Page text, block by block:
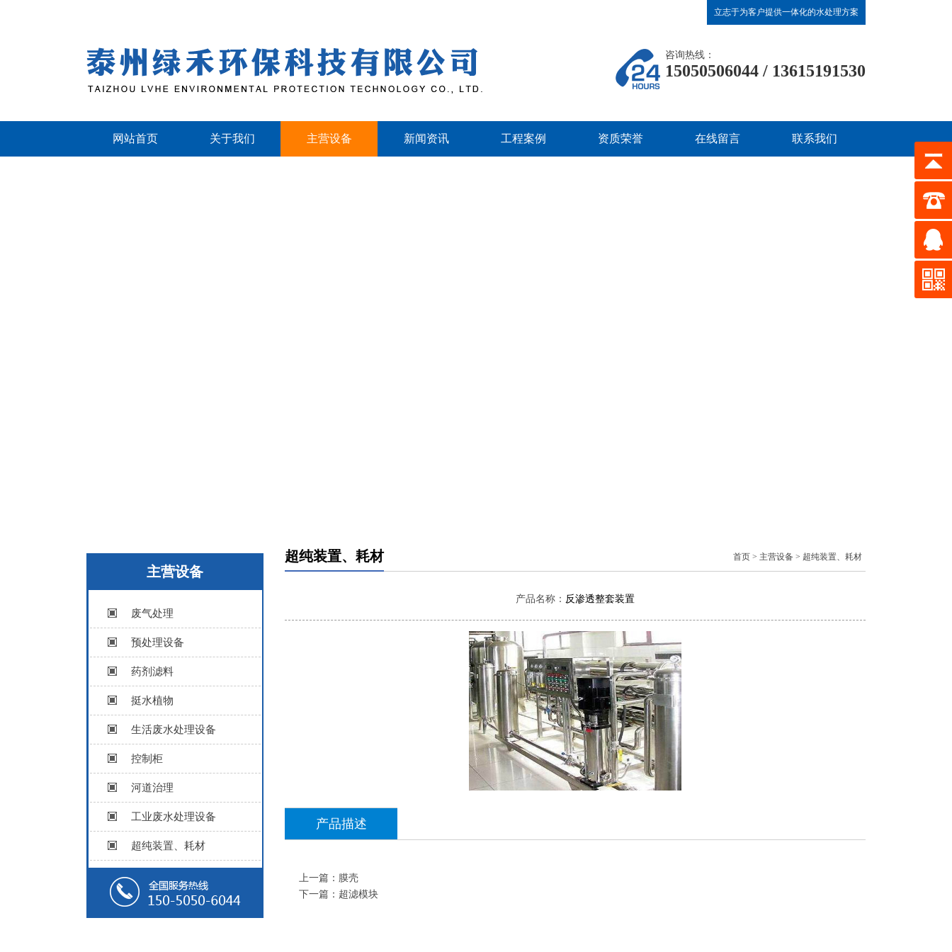
立志于为客户提供一体化的水处理方案
咨询热线：
15050506044 / 13615191530
网站首页 关于我们 主营设备 新闻资讯 工程案例 资质荣誉 在线留言 联系我们
主营设备
废气处理
预处理设备
药剂滤料
挺水植物
生活废水处理设备
控制柜
河道治理
工业废水处理设备
超纯装置、耗材
超纯装置、耗材 首页 > 主营设备 > 超纯装置、耗材
产品名称： 反渗透整套装置
产品描述
上一篇： 膜壳
下一篇： 超滤模块